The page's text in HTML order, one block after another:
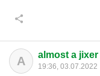
A almost a jixer
19:36, 03.07.2022